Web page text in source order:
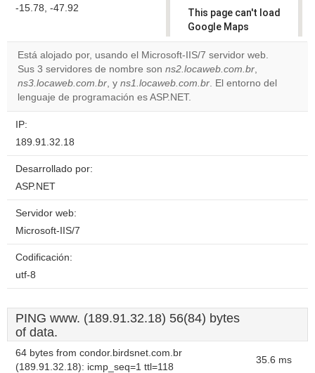
-15.78, -47.92
This page can't load
Google Maps
correctly.
Do you
own this
OK
Está alojado por, usando el Microsoft-IIS/7 servidor web.
Sus 3 servidores de nombre son ns2.locaweb.com.br,
ns3.locaweb.com.br, y ns1.locaweb.com.br. El entorno del
lenguaje de programación es ASP.NET.
IP:
189.91.32.18
Desarrollado por:
ASP.NET
Servidor web:
Microsoft-IIS/7
Codificación:
utf-8
PING www. (189.91.32.18) 56(84) bytes
of data.
64 bytes from condor.birdsnet.com.br
(189.91.32.18): icmp_seq=1 ttl=118
35.6 ms